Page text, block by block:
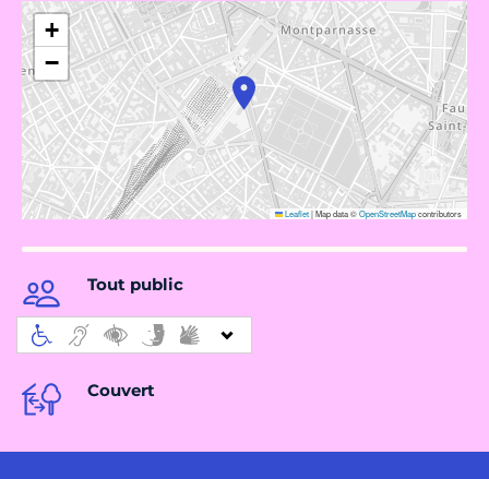
+
−
Leaflet|Map data ©OpenStreetMapcontributors
Tout public
Couvert